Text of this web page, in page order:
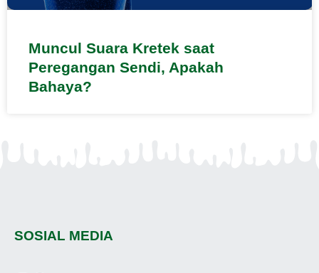
Muncul Suara Kretek saat
Peregangan Sendi, Apakah
Bahaya?
SOSIAL MEDIA